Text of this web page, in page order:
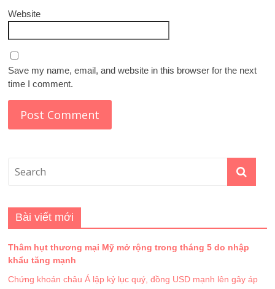
Website
Save my name, email, and website in this browser for the next
time I comment.
Bài viết mới
Thâm hụt thương mại Mỹ mở rộng trong tháng 5 do nhập
khẩu tăng mạnh
Chứng khoán châu Á lập kỷ lục quý, đồng USD mạnh lên gây áp